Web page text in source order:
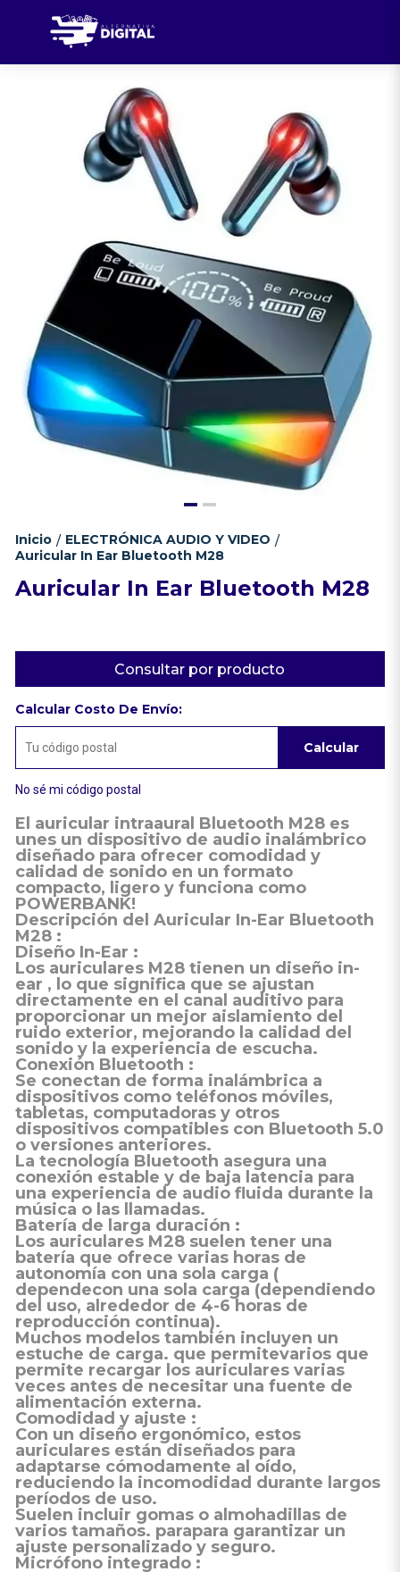
Inicio / ELECTRÓNICA AUDIO Y VIDEO /
Auricular In Ear Bluetooth M28
Auricular In Ear Bluetooth M28
Consultar por producto
Calcular Costo De Envío:
Calcular
No sé mi código postal
El auricular intraaural Bluetooth M28es
unes un dispositivo de audio inalámbrico
diseñado para ofrecer comodidad y
calidad de sonido en un formato
compacto, ligero y funciona como
POWERBANK!
Descripción del Auricular In-Ear Bluetooth
M28:
Diseño In-Ear :
Los auriculares M28 tienen un diseño in-
ear , lo que significa que se ajustan
directamente en el canal auditivo para
proporcionar un mejor aislamiento del
ruido exterior, mejorando la calidad del
sonido y la experiencia de escucha.
Conexión Bluetooth :
Se conectan de forma inalámbrica a
dispositivos como teléfonos móviles,
tabletas, computadoras y otros
dispositivos compatibles con Bluetooth 5.0
o versiones anteriores.
La tecnología Bluetooth asegura una
conexión estable y de baja latencia para
una experiencia de audio fluida durante la
música o las llamadas.
Batería de larga duración :
Los auriculares M28 suelen tener una
batería que ofrece varias horas de
autonomía con una sola carga (
dependecon una sola carga (dependiendo
del uso, alrededor de 4-6 horas de
reproducción continua).
Muchos modelos también incluyen un
estuche de carga. que permitevarios que
permite recargar los auriculares varias
veces antes de necesitar una fuente de
alimentación externa.
Comodidad y ajuste :
Con un diseño ergonómico, estos
auriculares están diseñados para
adaptarse cómodamente al oído,
reduciendo la incomodidad durante largos
períodos de uso.
Suelen incluir gomas o almohadillas de
varios tamaños. parapara garantizar un
ajuste personalizado y seguro.
Micrófono integrado: